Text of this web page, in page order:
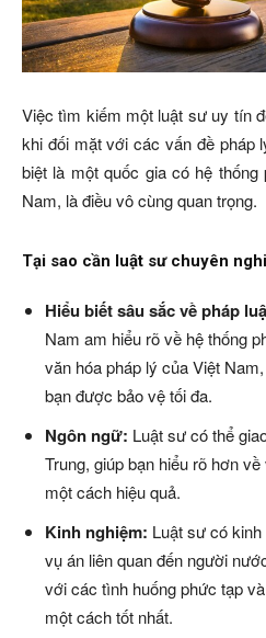
Việc tìm kiếm một luật sư uy tín
khi đối mặt với các vấn đề pháp
biệt là một quốc gia có hệ
Nam, là điều vô cùng quan trọng.
Tại sao cần luật sư chuyên
Hiểu biết sâu sắc về pháp
Nam am hiểu rõ về hệ thống
văn hóa pháp lý của Việt
bạn được bảo vệ tối đa.
Ngôn ngữ: Luật sư có thể
Trung, giúp bạn hiểu rõ hơn
một cách hiệu quả.
Kinh nghiệm: Luật sư có
vụ án liên quan đến người
với các tình huống phức tạp
một cách tốt nhất.